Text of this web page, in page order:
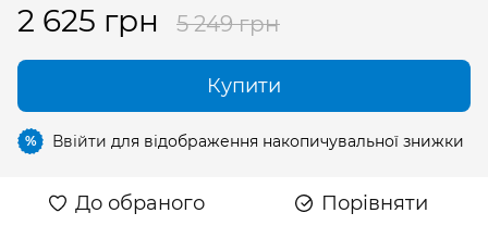
2 625 грн 5 249 грн
Купити
% Ввійти для відображення накопичувальної знижки
До обраного Порівняти